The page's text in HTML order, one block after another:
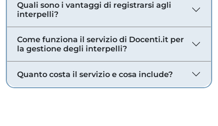
Quali sono i vantaggi di registrarsi agli
interpelli?
Come funziona il servizio di Docenti.it per
la gestione degli interpelli?
Quanto costa il servizio e cosa include?